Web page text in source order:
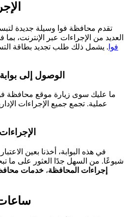
تقدم محافظة فوا وسيلة جديدة
العديد من الإجراءات عبر الإنترنت،
فوا . يشمل ذلك طلب تجديد بطاقة
الوصول إلى
ما عليك سوى زيارة موقع محافظة
عملية. تجمع جميع الإجراءات
في هذه البوابة، أخذنا بعين
شيوعًا. من السهل جدًا العثور على ما
إجراءات المحافظة، خدمات